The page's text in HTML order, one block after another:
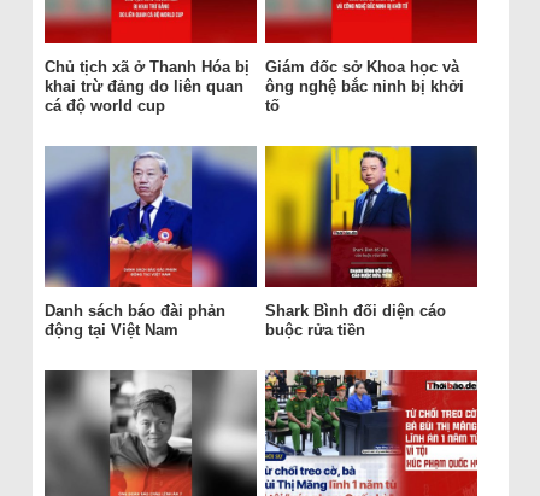
Chủ tịch xã ở Thanh Hóa bị
khai trừ đảng do liên quan
cá độ world cup
Giám đốc sở Khoa học và
ông nghệ bắc ninh bị khởi
tố
Danh sách báo đài phản
động tại Việt Nam
Shark Bình đối diện cáo
buộc rửa tiền